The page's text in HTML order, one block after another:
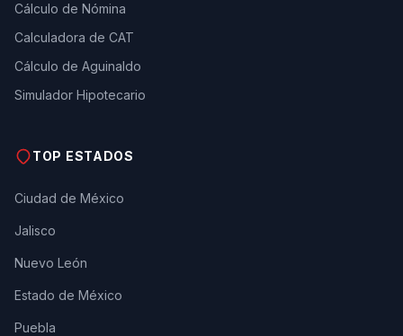
Cálculo de Nómina
Calculadora de CAT
Cálculo de Aguinaldo
Simulador Hipotecario
TOP ESTADOS
Ciudad de México
Jalisco
Nuevo León
Estado de México
Puebla